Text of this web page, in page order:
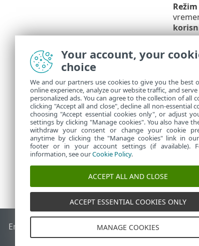
End of Life ESET baza znanja
Your account, your
choice
We and our partners use cookies to give you the best
online experience, analyze our website traffic, and
personalized ads. You can agree to the collection of all
clicking "Accept all and close", decline all non-essential
choosing "Accept essential cookies only", or adjust
settings by clicking "Manage cookies". You also have
withdraw your consent or change your cookie
anytime by clicking the "Manage cookies" link in
footer or in your account settings (if available).
information, see ourCookie Policy.
ACCEPT ALL AND CLOSE
ACCEPT ESSENTIAL COOKIES ONLY
MANAGE COOKIES